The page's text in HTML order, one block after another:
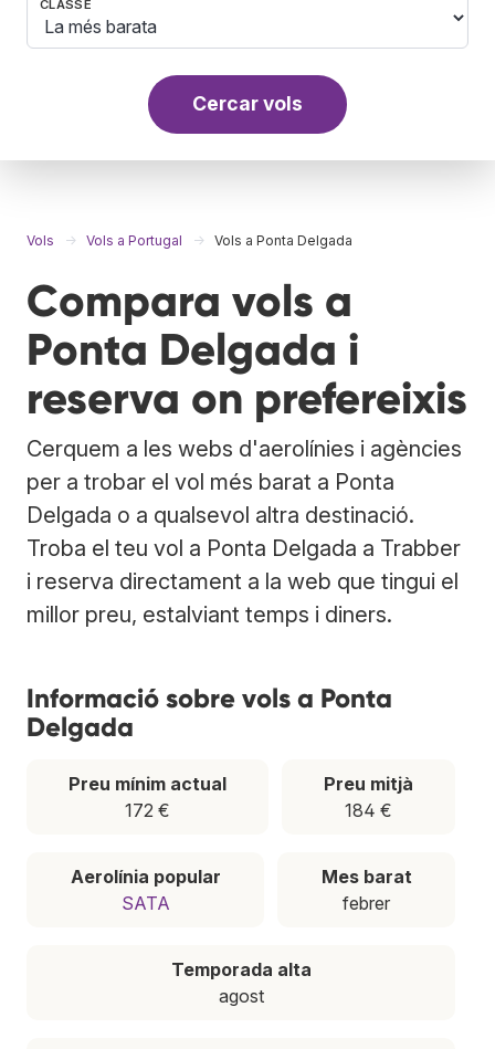
CLASSE
Cercar vols
Vols Vols a Portugal Vols a Ponta Delgada
Compara vols a
Ponta Delgada i
reserva on prefereixis
Cerquem a les webs d'aerolínies i agències
per a trobar el vol més barat a Ponta
Delgada o a qualsevol altra destinació.
Troba el teu vol a Ponta Delgada a Trabber
i reserva directament a la web que tingui el
millor preu, estalviant temps i diners.
Informació sobre vols a Ponta
Delgada
Preu mínim actual
172 €
Preu mitjà
184 €
Aerolínia popular
SATA
Mes barat
febrer
Temporada alta
agost